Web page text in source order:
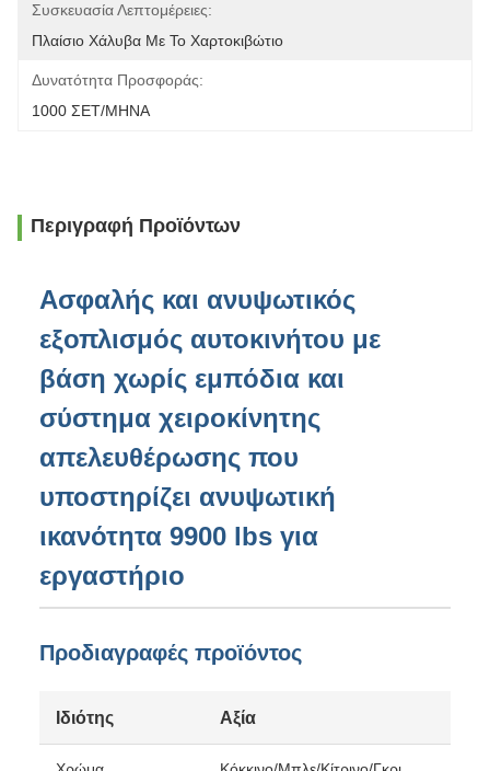
Συσκευασία Λεπτομέρειες:
Πλαίσιο Χάλυβα Με Το Χαρτοκιβώτιο
Δυνατότητα Προσφοράς:
1000 ΣΕΤ/ΜΗΝΑ
Περιγραφή Προϊόντων
Ασφαλής και ανυψωτικός
εξοπλισμός αυτοκινήτου με
βάση χωρίς εμπόδια και
σύστημα χειροκίνητης
απελευθέρωσης που
υποστηρίζει ανυψωτική
ικανότητα 9900 lbs για
εργαστήριο
Προδιαγραφές προϊόντος
Ιδιότης Αξία